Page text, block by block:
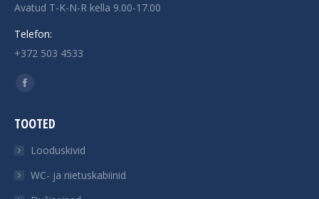
Avatud T-K-N-R kella 9.00-17.00
Telefon:
+372 503 4533
Find us on:
Facebook
opens
window
TOOTED
Looduskivid
WC- ja riietuskabiinid